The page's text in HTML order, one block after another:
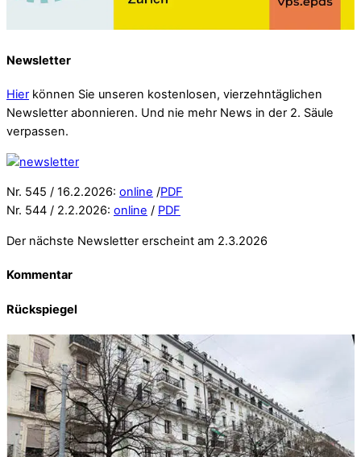
Newsletter
Hier können Sie unseren kostenlosen, vierzehntäglichen
Newsletter abonnieren. Und nie mehr News in der 2. Säule
verpassen.
Nr. 545 / 16.2.2026: online /PDF
Nr. 544 / 2.2.2026: online / PDF
Der nächste Newsletter erscheint am 2.3.2026
Kommentar
Rückspiegel